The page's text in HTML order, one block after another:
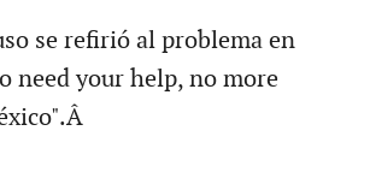
se refirió al problema en
need your help, no more